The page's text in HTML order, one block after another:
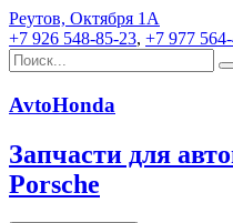
Реутов, Октября 1А
+7 926 548-85-23, +7 977
AvtoHonda
Запчасти для
Porsche